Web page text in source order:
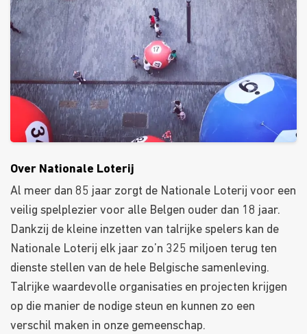
Over Nationale Loterij
Al meer dan 85 jaar zorgt de Nationale Loterij voor een
veilig spelplezier voor alle Belgen ouder dan 18 jaar.
Dankzij de kleine inzetten van talrijke spelers kan de
Nationale Loterij elk jaar zo’n 325 miljoen terug ten
dienste stellen van de hele Belgische samenleving.
Talrijke waardevolle organisaties en projecten krijgen
op die manier de nodige steun en kunnen zo een
verschil maken in onze gemeenschap.